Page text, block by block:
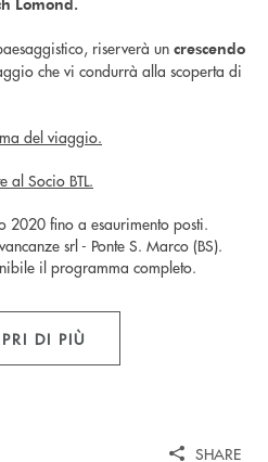
riserverà un crescendo
che vi condurrà alla scoperta di
del viaggio.
al Socio BTL.
2020 fino a esaurimento posti.
srl - Ponte S. Marco (BS).
il programma completo.
DI PIÙ
SHARE